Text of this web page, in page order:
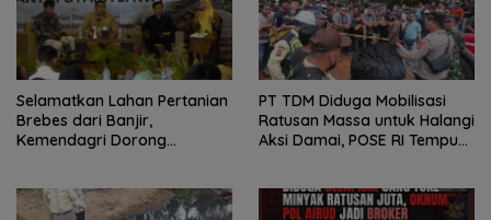
Selamatkan Lahan Pertanian
Brebes dari Banjir,
Kemendagri Dorong
PT TDM Diduga Mobilisasi
Ratusan Massa untuk Halangi
Aksi Damai, POSE RI Tempuh